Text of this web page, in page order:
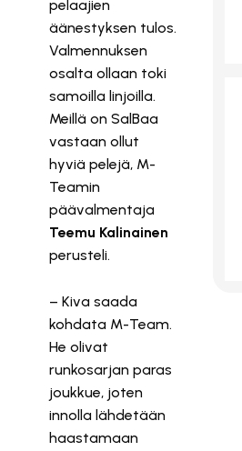
pelaajien
äänestyksen tulos.
Valmennuksen
osalta ollaan toki
samoilla linjoilla.
Meillä on SalBaa
vastaan ollut
hyviä pelejä, M-
Teamin
päävalmentaja
Teemu Kalinainen
perusteli.
– Kiva saada
kohdata M-Team.
He olivat
runkosarjan paras
joukkue, joten
innolla lähdetään
haastamaan